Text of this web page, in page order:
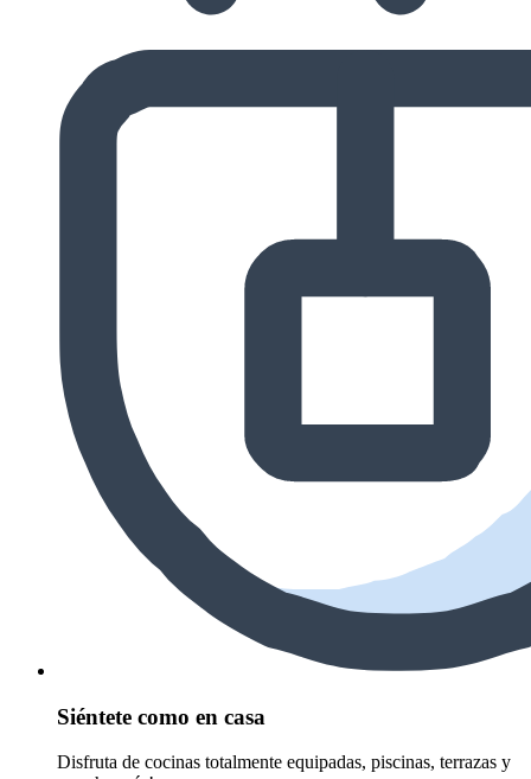
Siéntete como en casa
Disfruta de cocinas totalmente equipadas, piscinas, terrazas y